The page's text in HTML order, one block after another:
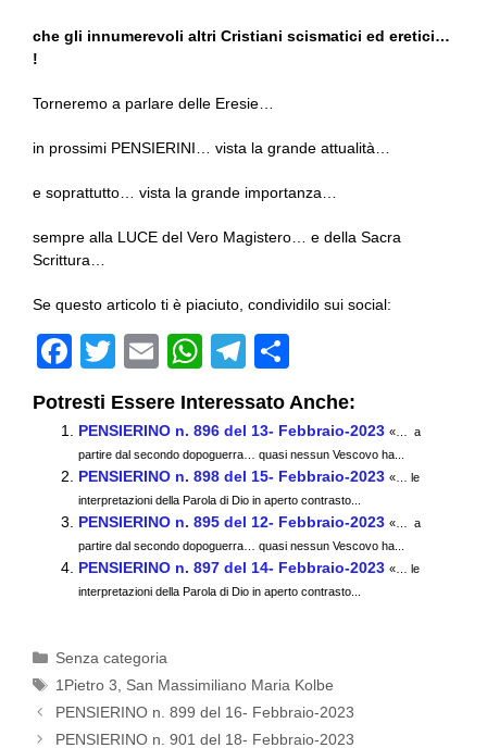
che gli innumerevoli altri Cristiani scismatici ed eretici…
!
Torneremo a parlare delle Eresie…
in prossimi PENSIERINI… vista la grande attualità…
e soprattutto… vista la grande importanza…
sempre alla LUCE del Vero Magistero… e della Sacra
Scrittura…
Se questo articolo ti è piaciuto, condividilo sui social:
F
c
e
b
o
o
k
T
wi
tt
er
E
m
ail
W
at
s
A
p
p
T
el
e
gr
a
m
o
n
di
vi
di
Potresti Essere Interessato Anche:
PENSIERINO n. 896 del 13- Febbraio-2023 «… a
partire dal secondo dopoguerra… quasi nessun Vescovo ha...
PENSIERINO n. 898 del 15- Febbraio-2023 «… le
interpretazioni della Parola di Dio in aperto contrasto...
PENSIERINO n. 895 del 12- Febbraio-2023 «… a
partire dal secondo dopoguerra… quasi nessun Vescovo ha...
PENSIERINO n. 897 del 14- Febbraio-2023 «… le
interpretazioni della Parola di Dio in aperto contrasto...
Categorie
Senza categoria
Tag
1Pietro 3, San Massimiliano Maria Kolbe
PENSIERINO n. 899 del 16- Febbraio-2023
PENSIERINO n. 901 del 18- Febbraio-2023